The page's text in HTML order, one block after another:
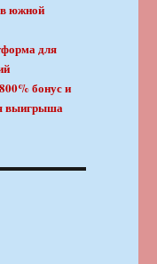
южной
для
бонус и
выигрыша